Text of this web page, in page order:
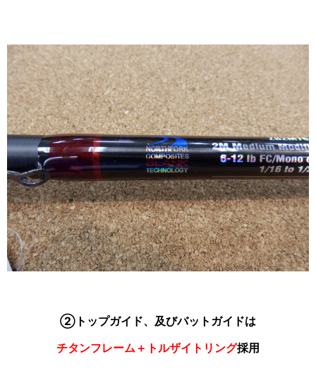
②トップガイド、及びバットガイドは
チタンフレーム＋トルザイトリング採用